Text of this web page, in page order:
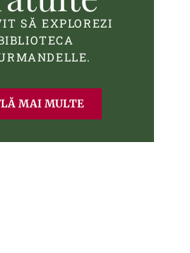
SĂ EXPLOREZI
MAI MULTE